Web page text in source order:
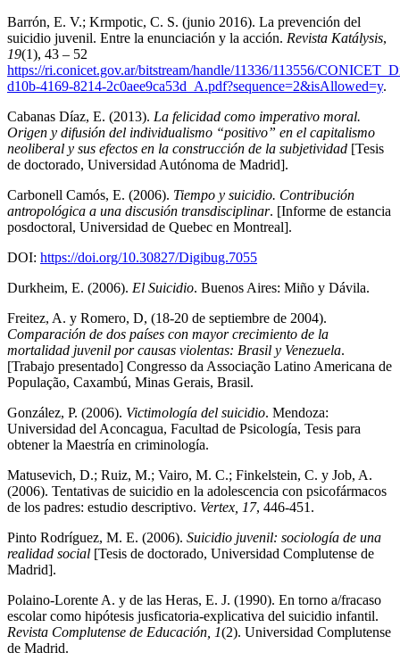
Barrón, E. V.; Krmpotic, C. S. (junio 2016). La prevención del
suicidio juvenil. Entre la enunciación y la acción. Revista Katálysis,
19(1), 43 – 52
https://ri.conicet.gov.ar/bitstream/handle/11336/113556/
d10b-4169-8214-2c0aee9ca53d_A.pdf?sequence=2&isAllowed=y.
Cabanas Díaz, E. (2013). La felicidad como imperativo moral.
Origen y difusión del individualismo “positivo” en el capitalismo
neoliberal y sus efectos en la construcción de la subjetividad [Tesis
de doctorado, Universidad Autónoma de Madrid].
Carbonell Camós, E. (2006). Tiempo y suicidio. Contribución
antropológica a una discusión transdisciplinar. [Informe de estancia
posdoctoral, Universidad de Quebec en Montreal].
DOI: https://doi.org/10.30827/Digibug.7055
Durkheim, E. (2006). El Suicidio. Buenos Aires: Miño y Dávila.
Freitez, A. y Romero, D, (18-20 de septiembre de 2004).
Comparación de dos países con mayor crecimiento de la
mortalidad juvenil por causas violentas: Brasil y Venezuela.
[Trabajo presentado] Congresso da Associação Latino Americana de
População, Caxambú, Minas Gerais, Brasil.
González, P. (2006). Victimología del suicidio. Mendoza:
Universidad del Aconcagua, Facultad de Psicología, Tesis para
obtener la Maestría en criminología.
Matusevich, D.; Ruiz, M.; Vairo, M. C.; Finkelstein, C. y Job, A.
(2006). Tentativas de suicidio en la adolescencia con psicofármacos
de los padres: estudio descriptivo. Vertex, 17, 446-451.
Pinto Rodríguez, M. E. (2006). Suicidio juvenil: sociología de una
realidad social [Tesis de doctorado, Universidad Complutense de
Madrid].
Polaino-Lorente A. y de las Heras, E. J. (1990). En torno a/fracaso
escolar como hipótesis jusficatoria-explicativa del suicidio infantil.
Revista Complutense de Educación, 1(2). Universidad Complutense
de Madrid.